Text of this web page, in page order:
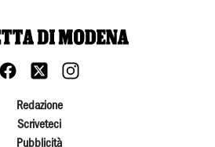
Redazione
Scriveteci
Pubblicità